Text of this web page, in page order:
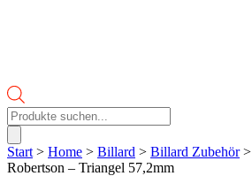
Products
search
Start > Home > Billard > Billard Zubehör>
Robertson – Triangel 57,2mm